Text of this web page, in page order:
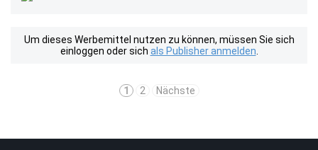
Um dieses Werbemittel nutzen zu können, müssen Sie sich
einloggen oder sich als Publisher anmelden
1 2 Nächste